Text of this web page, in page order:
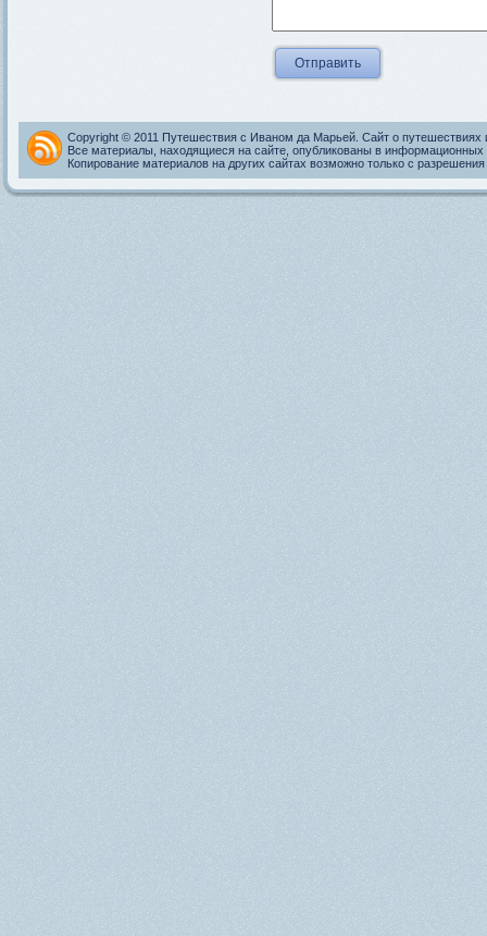
Copyright © 2011 Путешествия с Иваном да Марьей. Сайт о путешествиях
Все материалы, находящиеся на сайте, опубликованы в информационных
Копирование материалов на других сайтах возможно только с разрешения